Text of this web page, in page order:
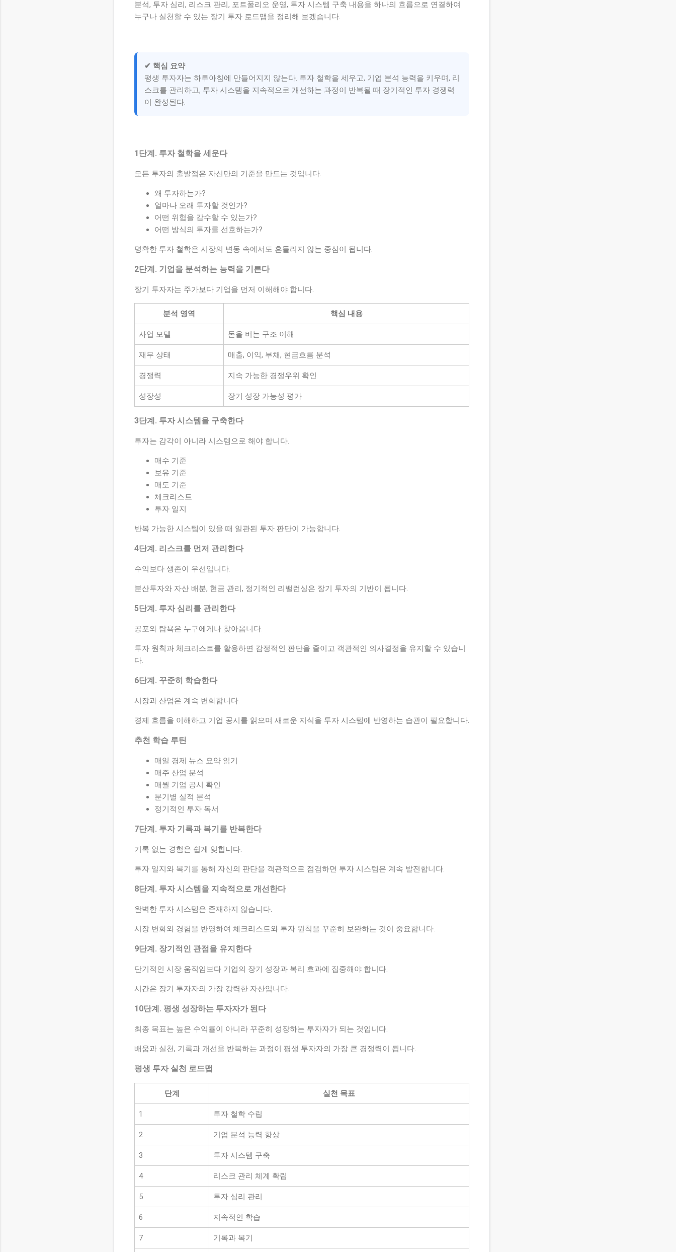
분석, 투자 심리, 리스크 관리, 포트폴리오 운영, 투자 시스템 구축 내용을 하나의 흐름으로 연결하여
누구나 실천할 수 있는 장기 투자 로드맵을 정리해 보겠습니다.
✔ 핵심 요약
평생 투자자는 하루아침에 만들어지지 않는다. 투자 철학을 세우고, 기업 분석 능력을 키우며, 리
스크를 관리하고, 투자 시스템을 지속적으로 개선하는 과정이 반복될 때 장기적인 투자 경쟁력
이 완성된다.
1단계. 투자 철학을 세운다
모든 투자의 출발점은 자신만의 기준을 만드는 것입니다.
왜 투자하는가?
얼마나 오래 투자할 것인가?
어떤 위험을 감수할 수 있는가?
어떤 방식의 투자를 선호하는가?
명확한 투자 철학은 시장의 변동 속에서도 흔들리지 않는 중심이 됩니다.
2단계. 기업을 분석하는 능력을 기른다
장기 투자자는 주가보다 기업을 먼저 이해해야 합니다.
분석 영역 핵심 내용
사업 모델 돈을 버는 구조 이해
재무 상태 매출, 이익, 부채, 현금흐름 분석
경쟁력 지속 가능한 경쟁우위 확인
성장성 장기 성장 가능성 평가
3단계. 투자 시스템을 구축한다
투자는 감각이 아니라 시스템으로 해야 합니다.
매수 기준
보유 기준
매도 기준
체크리스트
투자 일지
반복 가능한 시스템이 있을 때 일관된 투자 판단이 가능합니다.
4단계. 리스크를 먼저 관리한다
수익보다 생존이 우선입니다.
분산투자와 자산 배분, 현금 관리, 정기적인 리밸런싱은 장기 투자의 기반이 됩니다.
5단계. 투자 심리를 관리한다
공포와 탐욕은 누구에게나 찾아옵니다.
투자 원칙과 체크리스트를 활용하면 감정적인 판단을 줄이고 객관적인 의사결정을 유지할 수 있습니
다.
6단계. 꾸준히 학습한다
시장과 산업은 계속 변화합니다.
경제 흐름을 이해하고 기업 공시를 읽으며 새로운 지식을 투자 시스템에 반영하는 습관이 필요합니다.
추천 학습 루틴
매일 경제 뉴스 요약 읽기
매주 산업 분석
매월 기업 공시 확인
분기별 실적 분석
정기적인 투자 독서
7단계. 투자 기록과 복기를 반복한다
기록 없는 경험은 쉽게 잊힙니다.
투자 일지와 복기를 통해 자신의 판단을 객관적으로 점검하면 투자 시스템은 계속 발전합니다.
8단계. 투자 시스템을 지속적으로 개선한다
완벽한 투자 시스템은 존재하지 않습니다.
시장 변화와 경험을 반영하여 체크리스트와 투자 원칙을 꾸준히 보완하는 것이 중요합니다.
9단계. 장기적인 관점을 유지한다
단기적인 시장 움직임보다 기업의 장기 성장과 복리 효과에 집중해야 합니다.
시간은 장기 투자자의 가장 강력한 자산입니다.
10단계. 평생 성장하는 투자자가 된다
최종 목표는 높은 수익률이 아니라 꾸준히 성장하는 투자자가 되는 것입니다.
배움과 실천, 기록과 개선을 반복하는 과정이 평생 투자자의 가장 큰 경쟁력이 됩니다.
평생 투자 실천 로드맵
단계 실천 목표
1 투자 철학 수립
2 기업 분석 능력 향상
3 투자 시스템 구축
4 리스크 관리 체계 확립
5 투자 심리 관리
6 지속적인 학습
7 기록과 복기